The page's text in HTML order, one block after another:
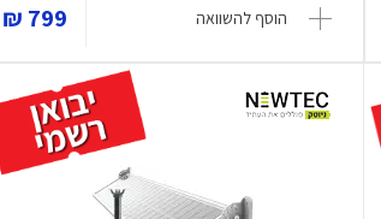
הוסף להשוואה 799 ₪